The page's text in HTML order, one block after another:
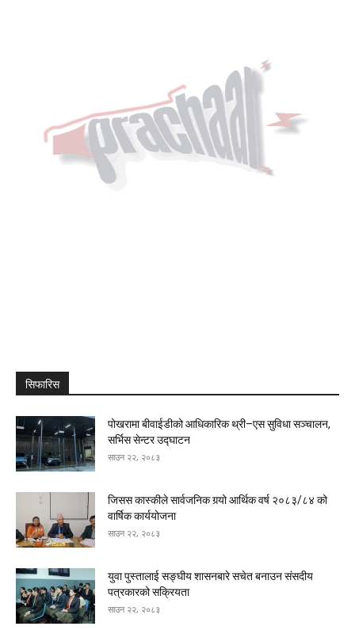
सिफारिस
पोखरामा बीवाईडीको आधिकारिक थ्री–एस सुविधा सञ्चालन,
सर्भिस सेन्टर उद्घाटन
साउन २२, २०८३
जिसस कास्कीले सार्वजनिक गर्‍यो आर्थिक वर्ष २०८३/८४ को
वार्षिक कार्ययोजना
साउन २२, २०८३
युवा पुस्तालाई सङ्घीय शासनबारे सचेत बनाउन संसदीय
पत्रकारको सक्रियता
साउन २२, २०८३